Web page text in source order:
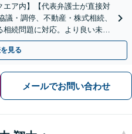
エア内】【代表弁護士が直接対
・調停、不動産・株式相続、
続問題に対応。より良い未来
見る
メールでお問い合わせ